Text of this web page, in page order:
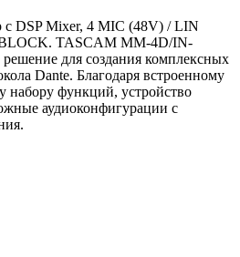
с DSP Mixer, 4 MIC (48V) / LIN
TASCAM MM-4D/IN-
для создания комплексных
Dante. Благодаря встроенному
функций, устройство
аудиоконфигурации с